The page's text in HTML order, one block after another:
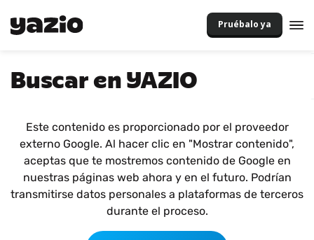
Pruébalo ya
Buscar en YAZIO
Este contenido es proporcionado por el proveedor
externo Google. Al hacer clic en "Mostrar contenido",
aceptas que te mostremos contenido de Google en
nuestras páginas web ahora y en el futuro. Podrían
transmitirse datos personales a plataformas de terceros
durante el proceso.